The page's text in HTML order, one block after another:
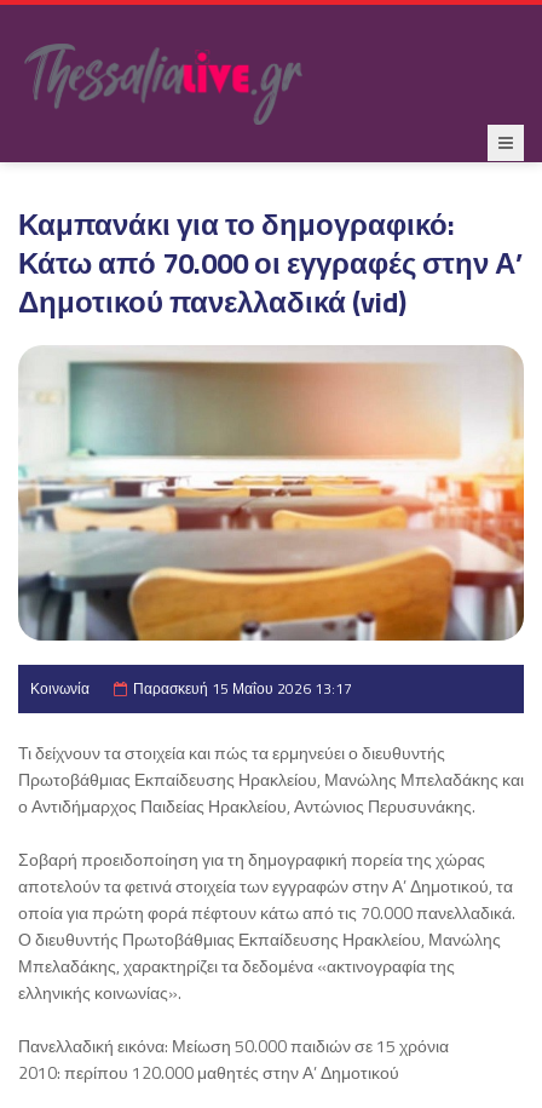
Καμπανάκι για το δημογραφικό:
Κάτω από 70.000 οι εγγραφές στην Α’
Δημοτικού πανελλαδικά (vid)
Κοινωνία Παρασκευή 15 Μαΐου 2026 13:17
Τι δείχνουν τα στοιχεία και πώς τα ερμηνεύει ο διευθυντής
Πρωτοβάθμιας Εκπαίδευσης Ηρακλείου, Μανώλης Μπελαδάκης και
ο Αντιδήμαρχος Παιδείας Ηρακλείου, Αντώνιος Περυσυνάκης.
Σοβαρή προειδοποίηση για τη δημογραφική πορεία της χώρας
αποτελούν τα φετινά στοιχεία των εγγραφών στην Α’ Δημοτικού, τα
οποία για πρώτη φορά πέφτουν κάτω από τις 70.000 πανελλαδικά.
Ο διευθυντής Πρωτοβάθμιας Εκπαίδευσης Ηρακλείου, Μανώλης
Μπελαδάκης, χαρακτηρίζει τα δεδομένα «ακτινογραφία της
ελληνικής κοινωνίας».
Πανελλαδική εικόνα: Μείωση 50.000 παιδιών σε 15 χρόνια
2010: περίπου 120.000 μαθητές στην Α’ Δημοτικού